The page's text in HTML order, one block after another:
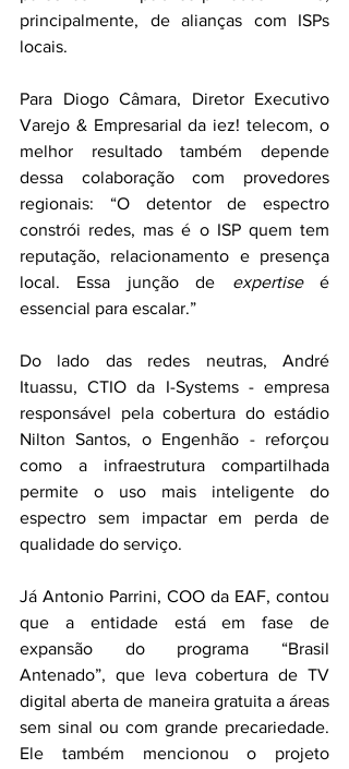
principalmente, de alianças com ISPs
locais.
Para Diogo Câmara, Diretor Executivo
Varejo & Empresarial da iez! telecom, o
melhor resultado também depende
dessa colaboração com provedores
regionais: “O detentor de espectro
constrói redes, mas é o ISP quem tem
reputação, relacionamento e presença
local. Essa junção de expertise é
essencial para escalar.”
Do lado das redes neutras, André
Ituassu, CTIO da I-Systems - empresa
responsável pela cobertura do estádio
Nilton Santos, o Engenhão - reforçou
como a infraestrutura compartilhada
permite o uso mais inteligente do
espectro sem impactar em perda de
qualidade do serviço.
Já Antonio Parrini, COO da EAF, contou
que a entidade está em fase de
expansão do programa “Brasil
Antenado”, que leva cobertura de TV
digital aberta de maneira gratuita a áreas
sem sinal ou com grande precariedade.
Ele também mencionou o projeto